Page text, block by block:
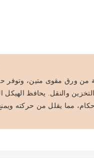
من ورق مقوى متين، وتوفر
التخزين والنقل. يحافظ الهيكل
مما يقلل من حركته